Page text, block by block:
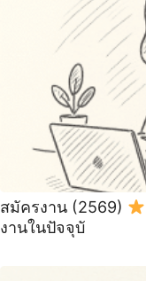
สมัครงาน (2569)
งานในปัจจุบั